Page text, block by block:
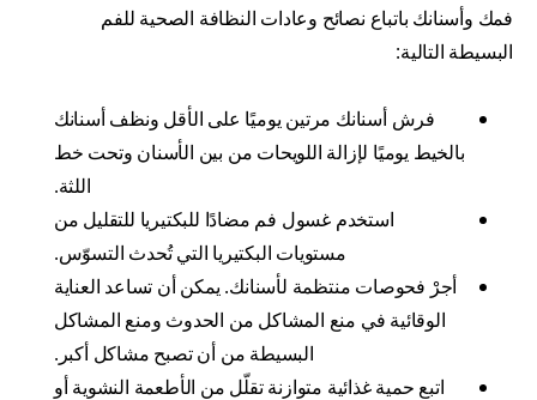
فمك وأسنانك باتباع نصائح وعادات النظافة الصحية للفم
البسيطة التالية:
فرش أسنانك مرتين يوميًا على الأقل ونظف أسنانك
بالخيط يوميًا لإزالة اللويحات من بين الأسنان وتحت خط
اللثة.
استخدم غسول فم مضادًا للبكتيريا للتقليل من
مستويات البكتيريا التي تُحدث التسوّس.
أجرْ فحوصات منتظمة لأسنانك. يمكن أن تساعد العناية
الوقائية في منع المشاكل من الحدوث ومنع المشاكل
البسيطة من أن تصبح مشاكل أكبر.
اتبع حمية غذائية متوازنة تقلّل من الأطعمة النشوية أو